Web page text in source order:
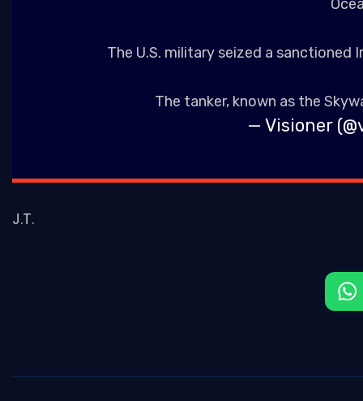
​The U.S. military seized a sanctioned
​The tanker, known as the
— Visioner
J.T.